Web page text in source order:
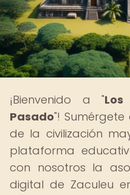
¡Bienvenido a "
Pasado"!
de la civilización
plataforma
con nosotros la
digital de Zaculeu